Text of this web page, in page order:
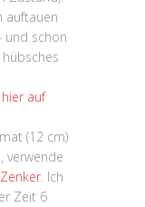
auftauen
und schon
hier auf
(12 cm)
verwende
. Ich
Zeit 6